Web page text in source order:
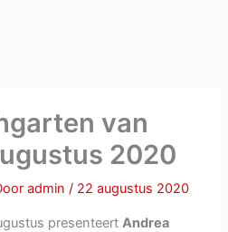
van
2020
admin/ 22 augustus 2020
presenteertAndrea